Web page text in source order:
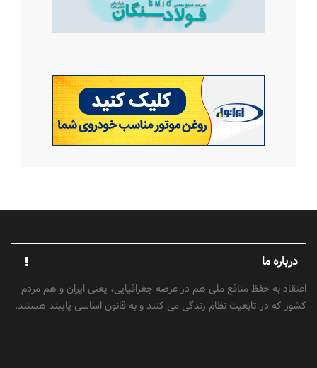
درباره ما
اعتقاد به حفظ منافع ملی هم در عرصه جغرافیایی، یعنی ایران و هم مردم
کشور که در تابعیت نظام زندگی می کنند و به قانون اساسی پایبند هستند.